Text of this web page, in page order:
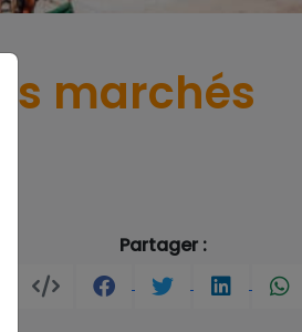
marchés
Partager :